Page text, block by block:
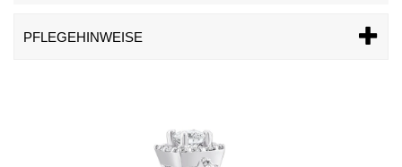
PFLEGEHINWEISE